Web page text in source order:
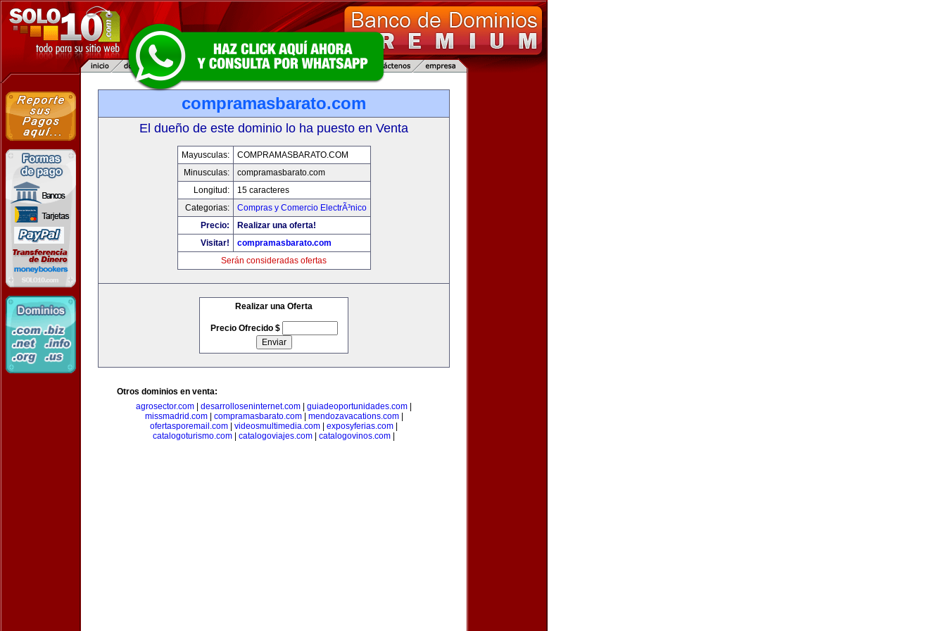
compramasbarato.com
El dueño de este dominio lo ha puesto en Venta
Mayusculas:
COMPRAMASBARATO.COM
Minusculas:
compramasbarato.com
Longitud:
15 caracteres
Categorias:
Compras y Comercio ElectrÃ³nico
Precio:
Realizar una oferta!
Visitar!
compramasbarato.com
Serán consideradas ofertas
Realizar una Oferta
Precio Ofrecido $
Otros dominios en venta:
agrosector.com
desarrolloseninternet.com guiadeoportunidades.com
missmadrid.com| compramasbarato.com| mendozavacations.com|
ofertasporemail.com
videosmultimedia.com exposyferias.com
catalogoturismo.com
catalogoviajes.com catalogovinos.com